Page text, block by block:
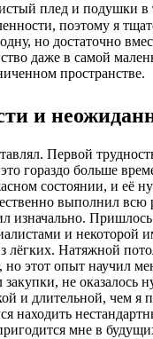
плед и подушки
поэтому я
но достаточно
даже в самой
пространстве.
и
Первой
гораздо больше
состоянии, и
выполнил
и
лёгких. Натяжной
этот опыт научил
не
и длительной,
мне в